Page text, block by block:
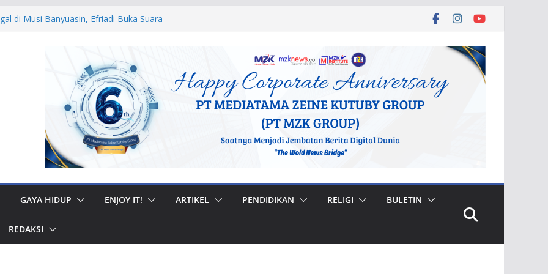
di Musi Banyuasin, Efriadi Buka Suara
Rumah di Gunung Kerinci, Anggota
Bantuan Tepat Sasaran
Bupati Bursah Zarnubi Inisiasi
di Kota Lahat
Muhidi Ajak Masyarakat Bangun
Jaga Ketertiban Sosial
GAYA HIDUP ENJOY IT! ARTIKEL PENDIDIKAN RELIGI BULETIN
REDAKSI